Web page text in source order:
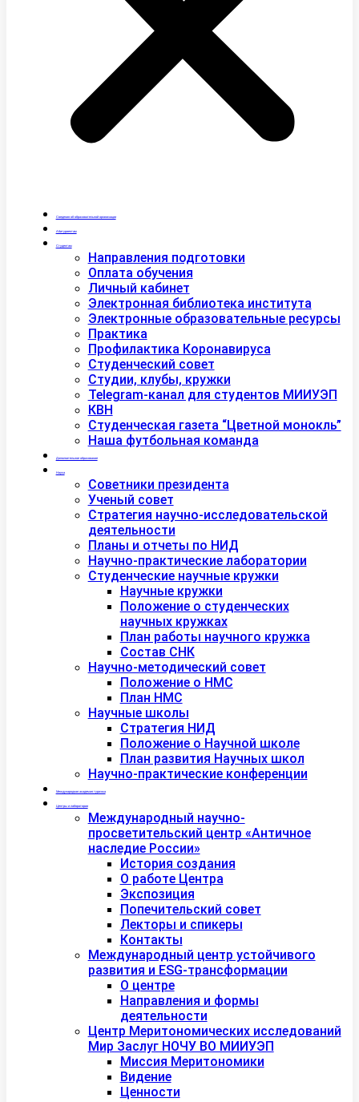
Сведения об образовательной организации
Абитуриентам
Студентам
Направления подготовки
Оплата обучения
Личный кабинет
Электронная библиотека института
Электронные образовательные ресурсы
Практика
Профилактика Коронавируса
Студенческий совет
Студии, клубы, кружки
Telegram-канал для студентов МИИУЭП
КВН
Студенческая газета “Цветной монокль”
Наша футбольная команда
Дополнительное образование
Наука
Советники президента
Ученый совет
Стратегия научно-исследовательской
деятельности
Планы и отчеты по НИД
Научно-практические лаборатории
Студенческие научные кружки
Научные кружки
Положение о студенческих
научных кружках
План работы научного кружка
Состав СНК
Научно-методический совет
Положение о НМС
План НМС
Научные школы
Стратегия НИД
Положение о Научной школе
План развития Научных школ
Научно-практические конференции
Международная академия туризма
Центры и лаборатории
Международный научно-
просветительский центр «Античное
наследие России»
История создания
О работе Центра
Экспозиция
Попечительский совет
Лекторы и спикеры
Контакты
Международный центр устойчивого
развития и ESG-трансформации
О центре
Направления и формы
деятельности
Центр Меритономических исследований
Мир Заслуг НОЧУ ВО МИИУЭП
Миссия Меритономики
Видение
Ценности